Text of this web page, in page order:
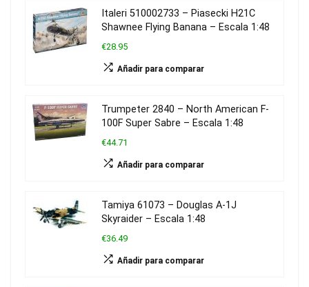
Italeri 510002733 – Piasecki H21C
Shawnee Flying Banana – Escala 1:48
€28.95
Añadir para comparar
Trumpeter 2840 – North American F-
100F Super Sabre – Escala 1:48
€44.71
Añadir para comparar
Tamiya 61073 – Douglas A-1J
Skyraider – Escala 1:48
€36.49
Añadir para comparar